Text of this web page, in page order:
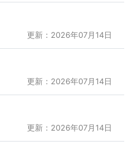
更新：2026年07月14日
更新：2026年07月14日
更新：2026年07月14日